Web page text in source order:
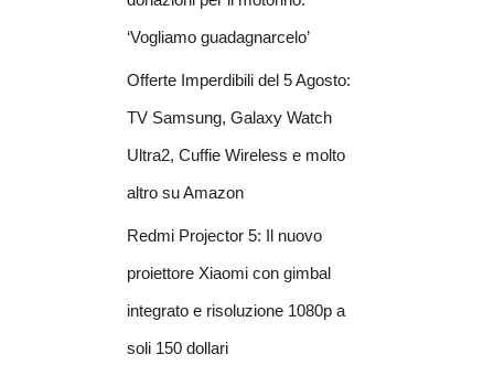
‘Vogliamo guadagnarcelo’
Offerte Imperdibili del 5 Agosto:
TV Samsung, Galaxy Watch
Ultra2, Cuffie Wireless e molto
altro su Amazon
Redmi Projector 5: Il nuovo
proiettore Xiaomi con gimbal
integrato e risoluzione 1080p a
soli 150 dollari